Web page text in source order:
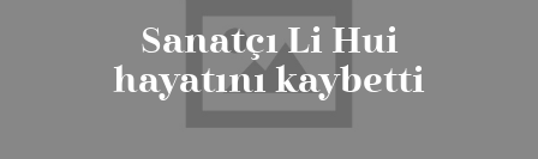
Sanatçı Li Hui
hayatını kaybetti